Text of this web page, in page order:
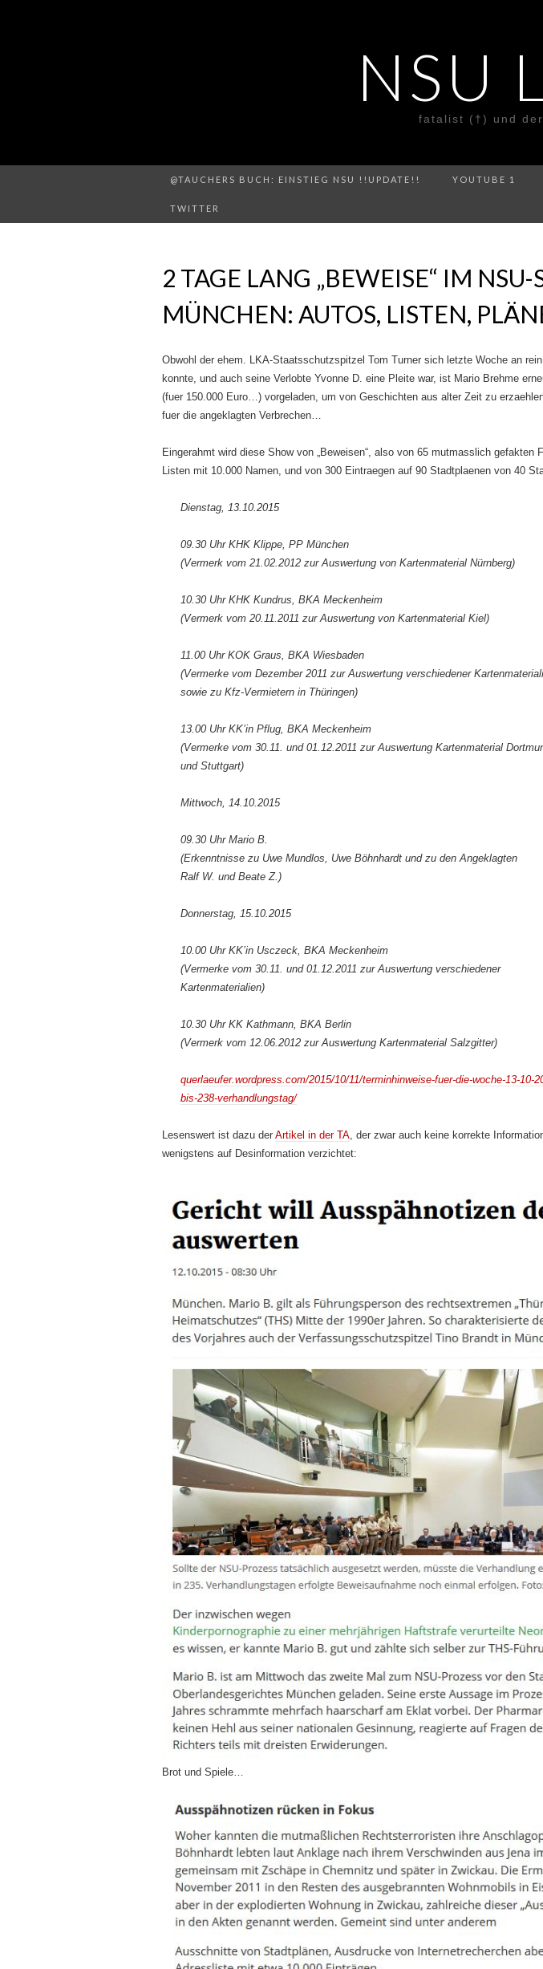
NSU
fatalist (†) und
@TAUCHERS BUCH: EINSTIEG NSU !!UPDATE!! YOUTUBE 1
TWITTER
2 TAGE LANG „BEWEISE“ IM NSU-
MÜNCHEN: AUTOS, LISTEN,
Obwohl der ehem. LKA-Staatsschutzspitzel Tom Turner sich letzte Woche an
konnte, und auch seine Verlobte Yvonne D. eine Pleite war, ist Mario Brehme
(fuer 150.000 Euro…) vorgeladen, um von Geschichten aus alter Zeit zu
fuer die angeklagten Verbrechen…
Eingerahmt wird diese Show von „Beweisen“, also von 65 mutmasslich gefakten
Listen mit 10.000 Namen, und von 300 Eintraegen auf 90 Stadtplaenen von 40
Dienstag, 13.10.2015
09.30 Uhr KHK Klippe, PP München
(Vermerk vom 21.02.2012 zur Auswertung von Kartenmaterial Nürnberg)
10.30 Uhr KHK Kundrus, BKA Meckenheim
(Vermerk vom 20.11.2011 zur Auswertung von Kartenmaterial Kiel)
11.00 Uhr KOK Graus, BKA Wiesbaden
(Vermerke vom Dezember 2011 zur Auswertung verschiedener
sowie zu Kfz-Vermietern in Thüringen)
13.00 Uhr KK’in Pflug, BKA Meckenheim
(Vermerke vom 30.11. und 01.12.2011 zur Auswertung Kartenmaterial
und Stuttgart)
Mittwoch, 14.10.2015
09.30 Uhr Mario B.
(Erkenntnisse zu Uwe Mundlos, Uwe Böhnhardt und zu den Angeklagten
Ralf W. und Beate Z.)
Donnerstag, 15.10.2015
10.00 Uhr KK’in Usczeck, BKA Meckenheim
(Vermerke vom 30.11. und 01.12.2011 zur Auswertung verschiedener
Kartenmaterialien)
10.30 Uhr KK Kathmann, BKA Berlin
(Vermerk vom 12.06.2012 zur Auswertung Kartenmaterial Salzgitter)
querlaeufer.wordpress.com/2015/10/11/terminhinweise-fuer-die-woche-13-10-
bis-238-verhandlungstag/
Lesenswert ist dazu der Artikel in der TA, der zwar auch keine korrekte
wenigstens auf Desinformation verzichtet:
Brot und Spiele…